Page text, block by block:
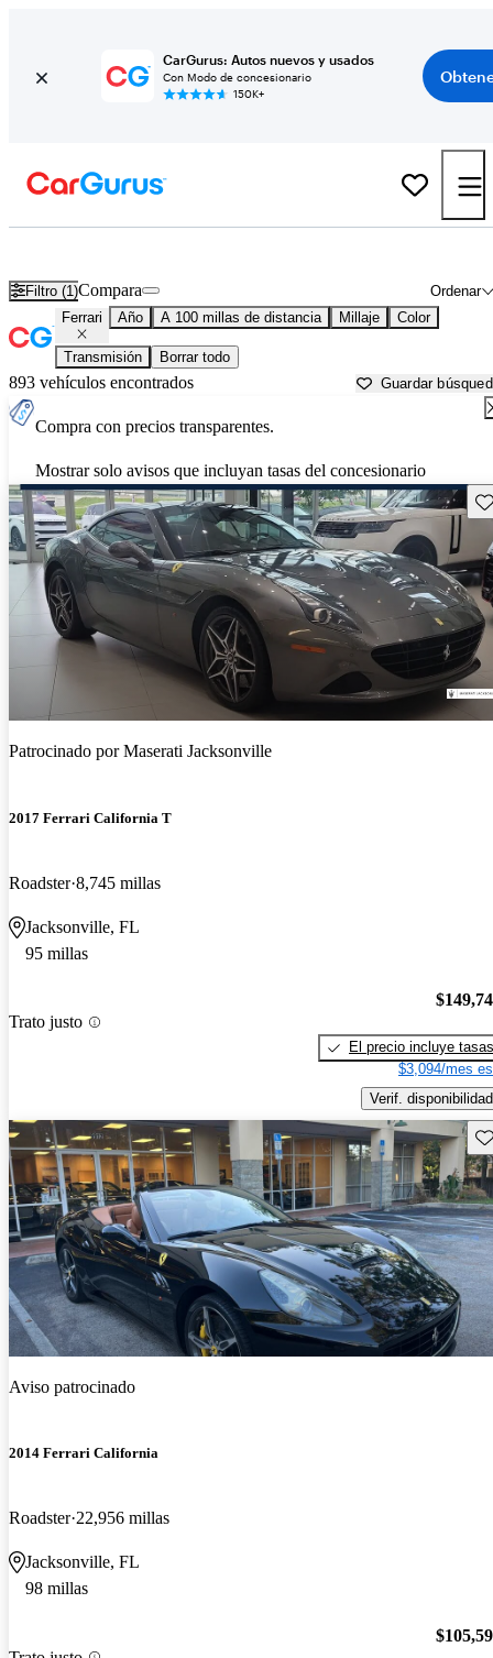
CarGurus: Autos nuevos y usados
Con Modo de concesionario
150K+
Filtro (1) Ordenar
Compara
Ferrari Año A 100 millas de distancia Millaje Color
Transmisión Borrar todo
893 vehículos encontrados Guardar
Compra con precios transparentes.
Mostrar solo avisos que incluyan tasas del concesionario
Patrocinado porMaserati Jacksonville
2017 Ferrari California T
Roadster 8,745 millas
Jacksonville, FL
95 millas
Trato justo
El precio incluye tasas
$3,094/mes
Verif. disponibilidad
Aviso patrocinado
2014 Ferrari California
Roadster 22,956 millas
Jacksonville, FL
98 millas